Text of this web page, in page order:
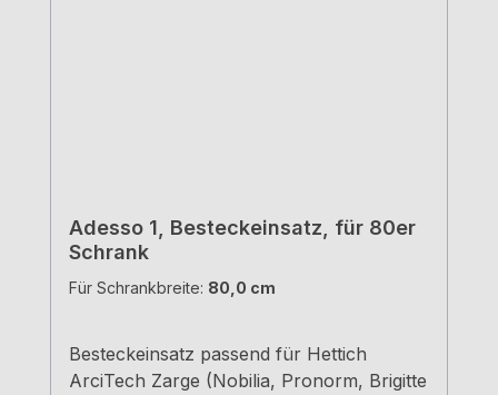
Adesso 1, Besteckeinsatz, für 80er
Schrank
Für Schrankbreite: 80,0 cm
Besteckeinsatz passend für Hettich
ArciTech Zarge (Nobilia, Pronorm, Brigitte